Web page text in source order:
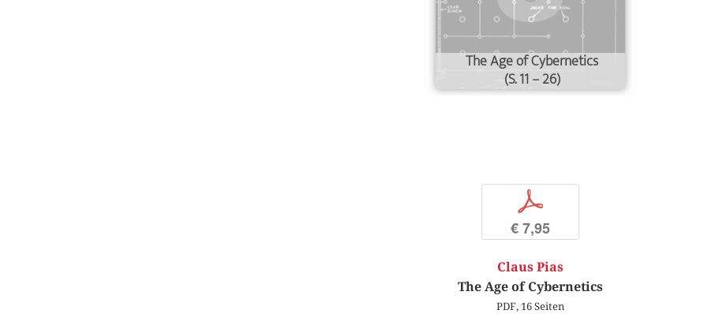
The Age of Cybernetics
(S. 11 – 26)
p
€ 7,95
Claus Pias
The Age of Cybernetics
PDF, 16 Seiten